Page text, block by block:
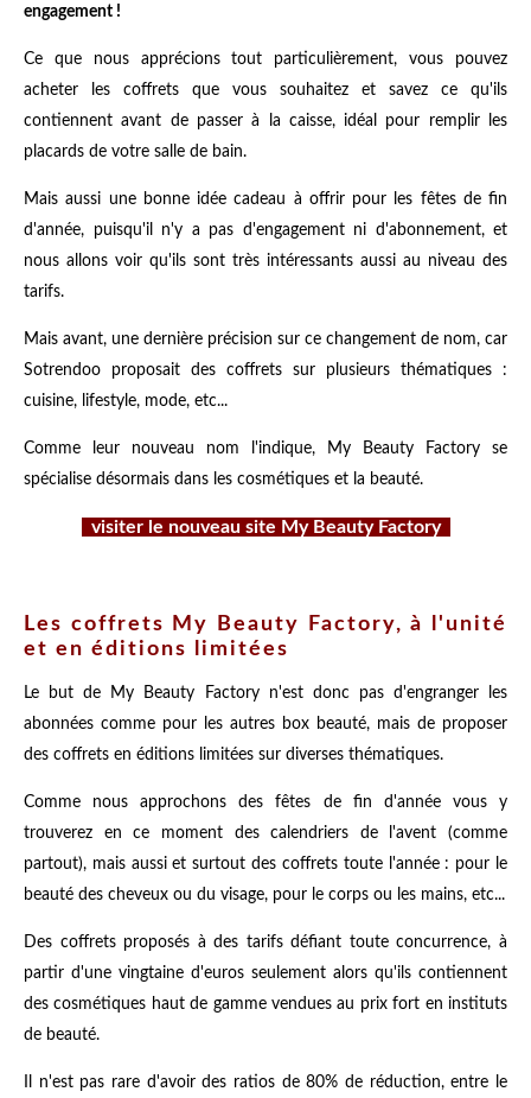
engagement !
Ce que nous apprécions tout particulièrement, vous pouvez
acheter les coffrets que vous souhaitez et savez ce qu'ils
contiennent avant de passer à la caisse, idéal pour remplir les
placards de votre salle de bain.
Mais aussi une bonne idée cadeau à offrir pour les fêtes de fin
d'année, puisqu'il n'y a pas d'engagement ni d'abonnement, et
nous allons voir qu'ils sont très intéressants aussi au niveau des
tarifs.
Mais avant, une dernière précision sur ce changement de nom, car
Sotrendoo proposait des coffrets sur plusieurs thématiques :
cuisine, lifestyle, mode, etc...
Comme leur nouveau nom l'indique, My Beauty Factory se
spécialise désormais dans les cosmétiques et la beauté.
visiter le nouveau site My Beauty Factory
Les coffrets My Beauty Factory, à l'unité
et en éditions limitées
Le but de My Beauty Factory n'est donc pas d'engranger les
abonnées comme pour les autres box beauté, mais de proposer
des coffrets en éditions limitées sur diverses thématiques.
Comme nous approchons des fêtes de fin d'année vous y
trouverez en ce moment des calendriers de l'avent (comme
partout), mais aussi et surtout des coffrets toute l'année : pour le
beauté des cheveux ou du visage, pour le corps ou les mains, etc...
Des coffrets proposés à des tarifs défiant toute concurrence, à
partir d'une vingtaine d'euros seulement alors qu'ils contiennent
des cosmétiques haut de gamme vendues au prix fort en instituts
de beauté.
Il n'est pas rare d'avoir des ratios de 80% de réduction, entre le